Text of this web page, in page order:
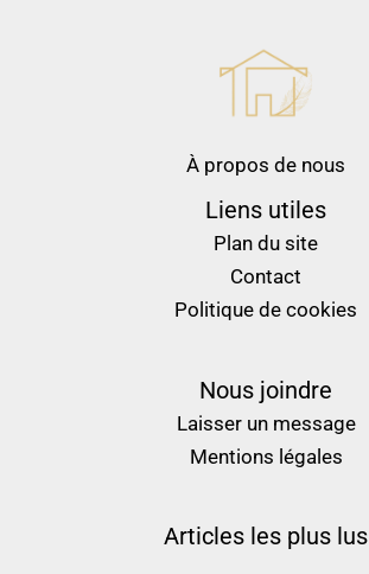
À propos de nous
Liens utiles
Plan du site
Contact
Politique de cookies
Nous joindre
Laisser un message
Mentions légales
Articles les plus lus